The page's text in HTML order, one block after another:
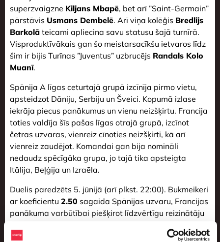
superzvaigzne Kiljans Mbapē, bet arī ”Saint-Germain”
pārstāvis Usmans Dembelē. Arī viņa kolēģis Bredlijs
Barkolā teicami apliecina savu statusu šajā turnīrā.
Visproduktīvākais gan šo meistarsacīkšu ietvaros līdz
šim ir bijis Turīnas ”Juventus” uzbrucējs Randals Kolo
Muanī.
Spānija A līgas ceturtajā grupā izcīnīja pirmo vietu,
apsteidzot Dāniju, Serbiju un Šveici. Kopumā izlase
iekrāja piecus panākumus un vienu neizšķirtu. Francija
toties valdīja šīs pašas līgas otrajā grupā, izcīnot
četras uzvaras, vienreiz cīnoties neizšķirti, kā arī
vienreiz zaudējot. Komandai gan bija nomināli
nedaudz spēcīgāka grupa, jo tajā tika apsteigta
Itālija, Beļģija un Izraēla.
Duelis paredzēts 5. jūnijā (arī plkst. 22:00). Bukmeikeri
ar koeficientu 2.50 sagaida Spānijas uzvaru, Francijas
panākuma varbūtībai piešķirot līdzvērtīgu reizinātāju
no komandām, jo spēle tiks aizvadīta Vācijas pilsētā